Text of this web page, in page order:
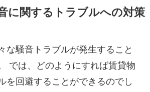
に関するトラブルへの対策
な騒音トラブルが発生すること
では、どのようにすれば賃貸物
を回避することができるのでし